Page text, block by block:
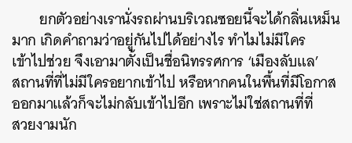
ยกตัวอย่างเรานั่งรถผ่านบริเวณซอยนี้จะได้กลิ่นเหม็น
มาก เกิดคำถามว่าอยู่กันไปได้อย่างไร ทำไมไม่มีใคร
เข้าไปช่วย จึงเอามาตั้งเป็นชื่อนิทรรศการ ‘เมืองลับแล’
สถานที่ที่ไม่มีใครอยากเข้าไป หรือหากคนในพื้นที่มีโอกาส
ออกมาแล้วก็จะไม่กลับเข้าไปอีก เพราะไม่ใช่สถานที่ที่
สวยงามนัก